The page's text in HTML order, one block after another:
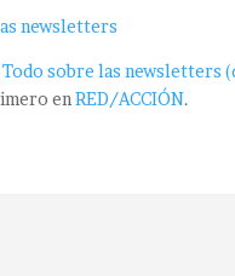
newsletters
Todo sobre las newsletters
enRED/ACCIÓN.